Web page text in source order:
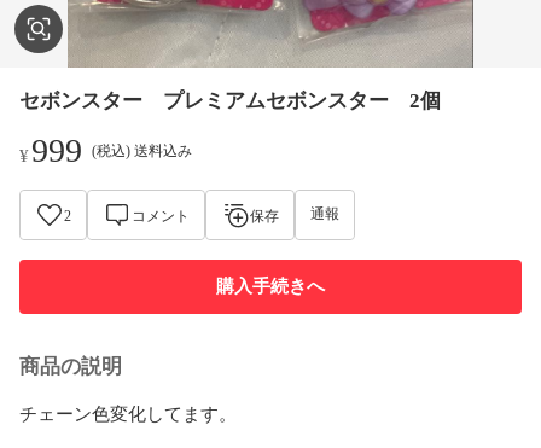
セボンスター プレミアムセボンスター 2個
¥999 (税込) 送料込み
2 コメント 保存 通報
購入手続きへ
商品の説明
チェーン色変化してます。